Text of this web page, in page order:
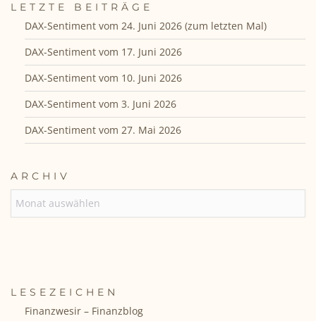
LETZTE BEITRÄGE
DAX-Sentiment vom 24. Juni 2026 (zum letzten Mal)
DAX-Sentiment vom 17. Juni 2026
DAX-Sentiment vom 10. Juni 2026
DAX-Sentiment vom 3. Juni 2026
DAX-Sentiment vom 27. Mai 2026
ARCHIV
LESEZEICHEN
Finanzwesir – Finanzblog